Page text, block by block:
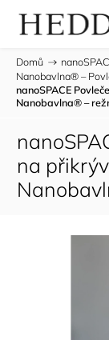
Domů /
Nanobavlna® –
nanoSPACE
Nanobavlna® –
na